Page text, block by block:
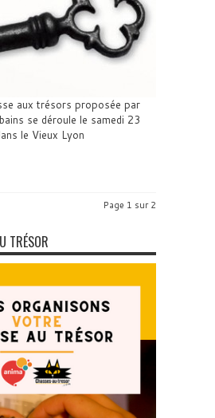
aux trésors proposée par
se déroule le samedi 23
le Vieux Lyon
Page 1 sur 2
TRÉSOR